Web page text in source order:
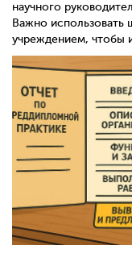
научного
Важно
учреждением, чтобы